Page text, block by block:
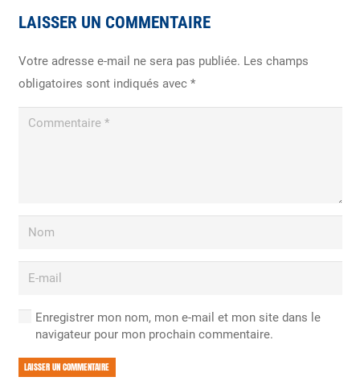
LAISSER UN COMMENTAIRE
Votre adresse e-mail ne sera pas publiée. Les champs
obligatoires sont indiqués avec *
Enregistrer mon nom, mon e-mail et mon site dans le
navigateur pour mon prochain commentaire.
LAISSER UN COMMENTAIRE